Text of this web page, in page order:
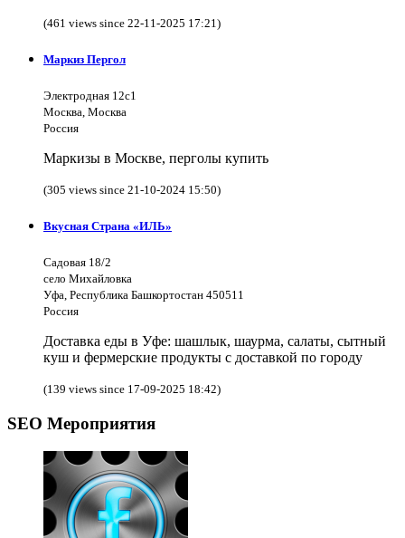
(461 views since 22-11-2025 17:21)
Маркиз Пергол
Электродная 12с1
Москва, Москва
Россия
Маркизы в Москве, перголы купить
(305 views since 21-10-2024 15:50)
Вкусная Страна «ИЛЬ»
Садовая 18/2
село Михайловка
Уфа, Республика Башкортостан 450511
Россия
Доставка еды в Уфе: шашлык, шаурма, салаты, сытный
куш и фермерские продукты с доставкой по городу
(139 views since 17-09-2025 18:42)
SEO Мероприятия